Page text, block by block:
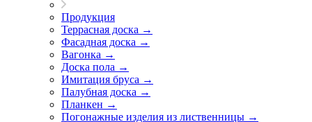
Продукция
Террасная доска →
Фасадная доска →
Вагонка →
Доска пола →
Имитация бруса →
Палубная доска →
Планкен →
Погонажные изделия из лиственницы →